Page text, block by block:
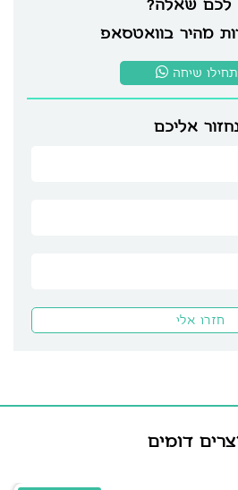
לכם שאלה?
מהיר בוואטסאפ
שיחה
אליכם
דומים